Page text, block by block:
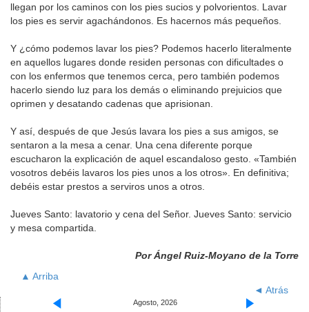
llegan por los caminos con los pies sucios y polvorientos. Lavar
los pies es servir agachándonos. Es hacernos más pequeños.
Y ¿cómo podemos lavar los pies? Podemos hacerlo literalmente
en aquellos lugares donde residen personas con dificultades o
con los enfermos que tenemos cerca, pero también podemos
hacerlo siendo luz para los demás o eliminando prejuicios que
oprimen y desatando cadenas que aprisionan.
Y así, después de que Jesús lavara los pies a sus amigos, se
sentaron a la mesa a cenar. Una cena diferente porque
escucharon la explicación de aquel escandaloso gesto. «También
vosotros debéis lavaros los pies unos a los otros». En definitiva;
debéis estar prestos a serviros unos a otros.
Jueves Santo: lavatorio y cena del Señor. Jueves Santo: servicio
y mesa compartida.
Por Ángel Ruiz-Moyano de la Torre
▲ Arriba
◄ Atrás
Agosto, 2026